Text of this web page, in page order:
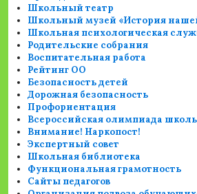
Школьный театр
Школьный музей «История
Школьная психологическая
Родительские собрания
Воспитательная работа
Рейтинг ОО
Безопасность детей
Дорожная безопасность
Профориентация
Всероссийская олимпиада
Внимание! Наркопост!
Экспертный совет
Школьная библиотека
Функциональная грамотность
Сайты педагогов